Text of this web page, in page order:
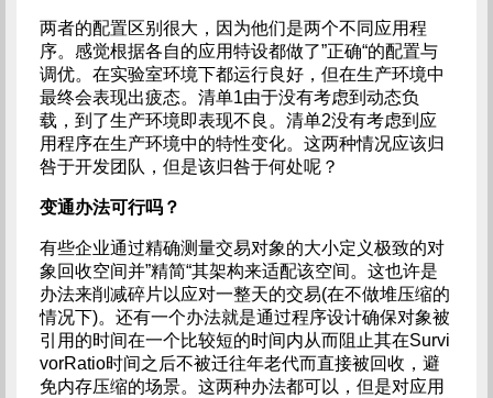
两者的配置区别很大，因为他们是两个不同应用程
序。感觉根据各自的应用特设都做了”正确“的配置与
调优。在实验室环境下都运行良好，但在生产环境中
最终会表现出疲态。清单1由于没有考虑到动态负
载，到了生产环境即表现不良。清单2没有考虑到应
用程序在生产环境中的特性变化。这两种情况应该归
咎于开发团队，但是该归咎于何处呢？
变通办法可行吗？
有些企业通过精确测量交易对象的大小定义极致的对
象回收空间并”精简“其架构来适配该空间。这也许是
办法来削减碎片以应对一整天的交易(在不做堆压缩的
情况下)。还有一个办法就是通过程序设计确保对象被
引用的时间在一个比较短的时间内从而阻止其在Survi
vorRatio时间之后不被迁往年老代而直接被回收，避
免内存压缩的场景。这两种办法都可以，但是对应用